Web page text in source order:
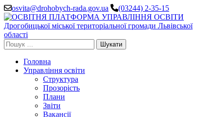
Перейти
до
вмісту
(натисніть
Enter)
osvita@drohobych-rada.gov.ua (03244) 2-35-15
Пошук:
Головна
Управління освіти
Структура
Прозорість
Плани
Звіти
Вакансії